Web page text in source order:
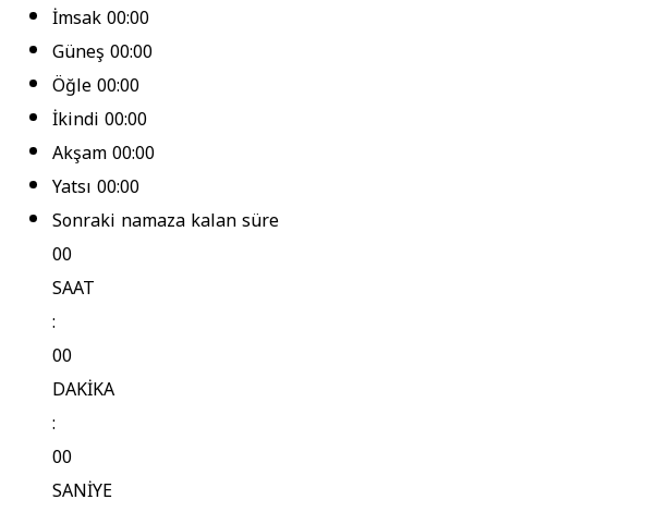
İmsak00:00
Güneş00:00
Öğle00:00
İkindi00:00
Akşam00:00
Yatsı00:00
Sonraki namaza kalan süre
00
SAAT
:
00
DAKİKA
:
00
SANİYE